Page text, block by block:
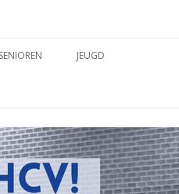
SENIOREN
TRAININGSTIJDEN
WEDSTRIJDVERSLAGEN
JEUGD
TRAININGSTIJDEN
WEDSTRIJDVERSLAGEN